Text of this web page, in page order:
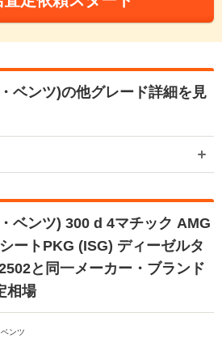
ベンツ)の他グレード詳細を見
ベンツ) 300 d 4マチック AMG
ートPKG (ISG) ディーゼルタ
と同一メーカー・ブランド
相場
ンツ